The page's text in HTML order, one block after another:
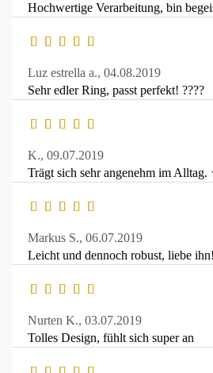
Hochwertige Verarbeitung, bin
Luz estrella a., 04.08.2019
Sehr edler Ring, passt perfekt! ????
K., 09.07.2019
Trägt sich sehr angenehm im Alltag.
Markus S., 06.07.2019
Leicht und dennoch robust, liebe
Nurten K., 03.07.2019
Tolles Design, fühlt sich super an